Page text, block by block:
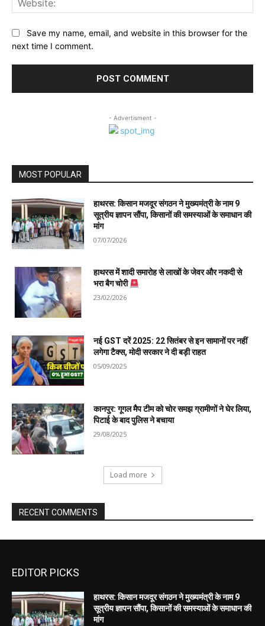
EDITOR PICKS
हाथरस: किसान मजदूर संगठन ने मुख्यमंत्री के नाम 9
सूत्रीय ज्ञापन सौंपा, किसानों की समस्याओं के समाधान की
मांग